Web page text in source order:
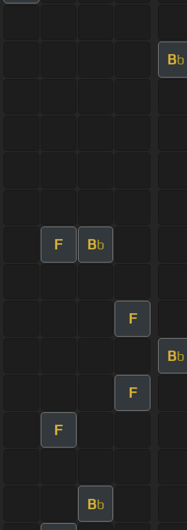
Bb
F Bb
F
Bb
F
F
Bb